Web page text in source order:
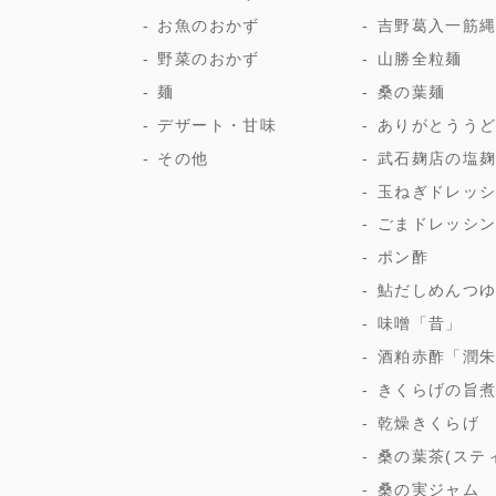
お魚のおかず
野菜のおかず
麺
デザート・甘味
その他
吉野葛入一筋
山勝全粒麺
桑の葉麺
ありがとうう
武石麹店の塩麹
玉ねぎドレッ
ごまドレッシ
ポン酢
鮎だしめんつゆ
味噌「昔」
酒粕赤酢「潤朱
きくらげの旨煮
乾燥きくらげ
桑の葉茶(ステ
桑の実ジャム